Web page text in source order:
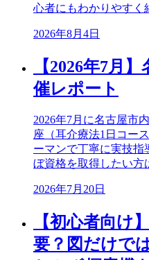
心者にもわかりやすく
2026年8月4日
【2026年7月
催レポート
2026年7月に名古屋市
座（耳介療法1日コー
ーマンで丁寧に実技指
ぼ資格を取得したい方
2026年7月20日
【初心者向け
要？図だけで